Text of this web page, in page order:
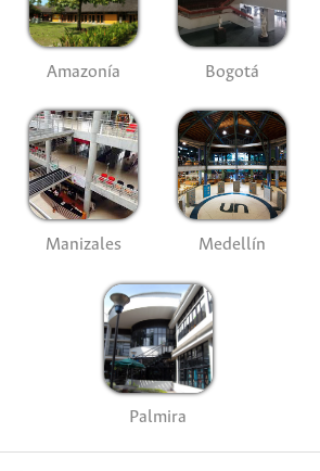
Amazonía Bogotá
Manizales Medellín
Palmira